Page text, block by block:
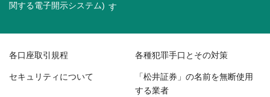
関する電子開示システム)
各口座取引規程 各種犯罪手口とその対策
セキュリティについて 「松井証券」の名前を無断使用
する業者